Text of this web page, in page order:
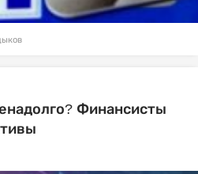
Финансисты